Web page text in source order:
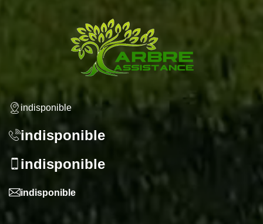
indisponible
indisponible
indisponible
indisponible